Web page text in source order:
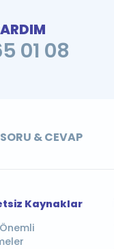
01 08
SORU & CEVAP
Kaynaklar